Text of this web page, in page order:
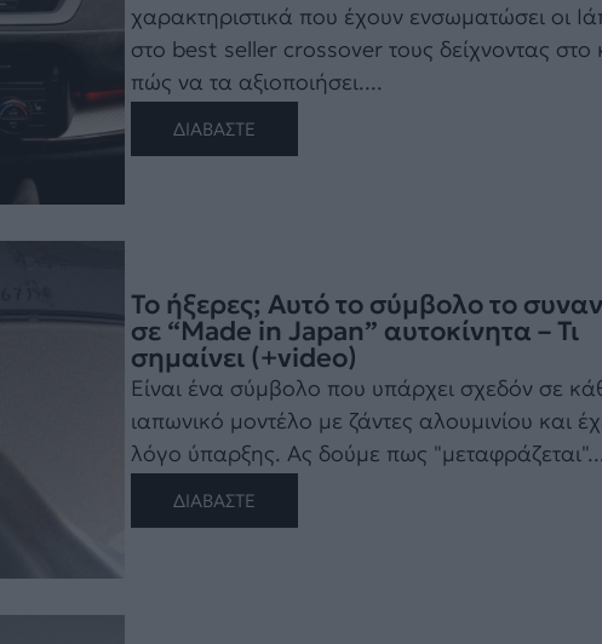
χαρακτηριστικά που έχουν ενσωματώσει οι
στο best seller crossover τους δείχνοντας στο
πώς να τα αξιοποιήσει....
ΔΙΑΒΑΣΤΕ
Το ήξερες; Αυτό τo σύμβολο το
σε “Made in Japan” αυτοκίνητα – Τι
σημαίνει (+video)
Είναι ένα σύμβολο που υπάρχει σχεδόν σε
ιαπωνικό μοντέλο με ζάντες αλουμινίου και
λόγο ύπαρξης. Ας δούμε πως
ΔΙΑΒΑΣΤΕ